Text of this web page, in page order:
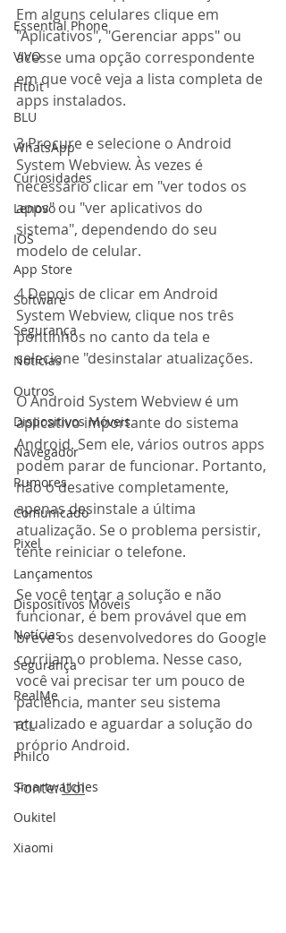
Essential Phone
VIVO
Fitbit
BLU
WhatsApp
Curiosidades
Lenovo
IOS
App Store
Software
Segurança
Notícias
Outros
Dispositivos Móveis
Navegador
Rumores
Comunicado
Pixel
Lançamentos
Dispositivos Móveis
Notícias
Segurança
RealMe
TCL
Philco
Smartwatches
Oukitel
Xiaomi
Em alguns celulares clique em
"Aplicativos", "Gerenciar apps" ou
acesse uma opção correspondente
em que você veja a lista completa de
apps instalados.
3 Procure e selecione o Android
System Webview. Às vezes é
necessário clicar em "ver todos os
apps" ou "ver aplicativos do
sistema", dependendo do seu
modelo de celular.
4 Depois de clicar em Android
System Webview, clique nos três
pontinhos no canto da tela e
selecione "desinstalar atualizações.
O Android System Webview é um
aplicativo importante do sistema
Android. Sem ele, vários outros apps
podem parar de funcionar. Portanto,
não o desative completamente,
apenas desinstale a última
atualização. Se o problema persistir,
tente reiniciar o telefone.
Se você tentar a solução e não
funcionar, é bem provável que em
breve os desenvolvedores do Google
corrijam o problema. Nesse caso,
você vai precisar ter um pouco de
paciência, manter seu sistema
atualizado e aguardar a solução do
próprio Android.
Fonte: Uol